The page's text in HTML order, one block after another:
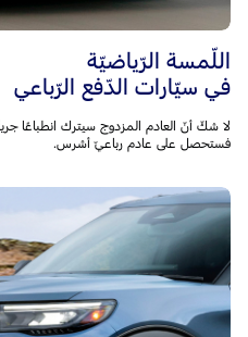
اللّمسة الرّياضيّة
في سيّارات الدّفع الرّباعي
فستحصل على عادم رباعيّ أشرس.